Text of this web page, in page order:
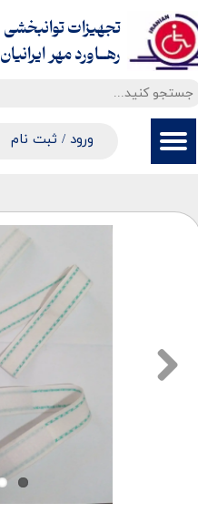
ورود / ثبت نام
حساب کاربری من
سفارشات
خروج از حساب کاربری
تجهیزات توانبخشی
​​​​​​​رهــاورد مهر ایرانیان